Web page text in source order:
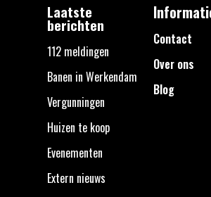
Laatste
berichten
112 meldingen
Banen in Werkendam
Vergunningen
Huizen te koop
Evenementen
Extern nieuws
Contact
Over ons
Blog